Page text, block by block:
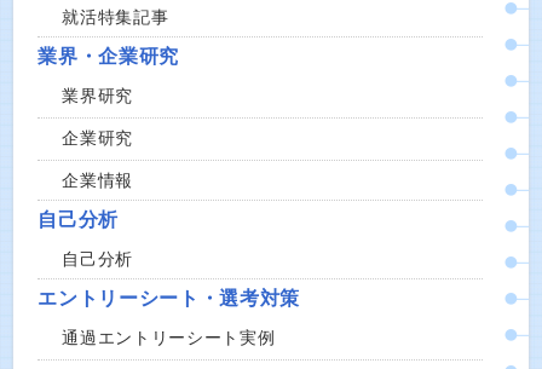
就活特集記事
業界・企業研究
業界研究
企業研究
企業情報
自己分析
自己分析
エントリーシート・選考対策
通過エントリーシート実例